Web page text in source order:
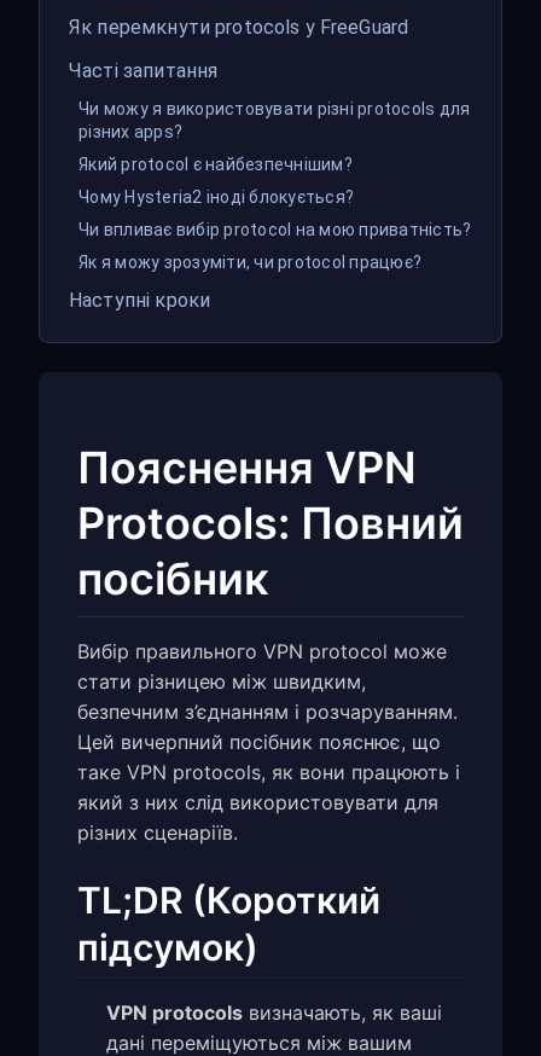
Як перемкнути protocols у FreeGuard
Часті запитання
Чи можу я використовувати різні protocols для
різних apps?
Який protocol є найбезпечнішим?
Чому Hysteria2 іноді блокується?
Чи впливає вибір protocol на мою приватність?
Як я можу зрозуміти, чи protocol працює?
Наступні кроки
Пояснення VPN
Protocols: Повний
посібник
Вибір правильного VPN protocol може
стати різницею між швидким,
безпечним з’єднанням і розчаруванням.
Цей вичерпний посібник пояснює, що
таке VPN protocols, як вони працюють і
який з них слід використовувати для
різних сценаріїв.
TL;DR (Короткий
підсумок)
VPN protocols визначають, як ваші
дані переміщуються між вашим